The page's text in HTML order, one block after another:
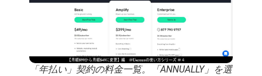
「年払い」契約の料金一覧。「ANNUALLY」を選